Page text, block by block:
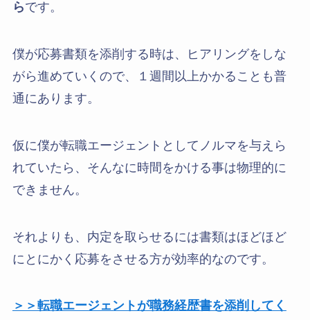
らです。
僕が応募書類を添削する時は、ヒアリングをしな
がら進めていくので、１週間以上かかることも普
通にあります。
仮に僕が転職エージェントとしてノルマを与えら
れていたら、そんなに時間をかける事は物理的に
できません。
それよりも、内定を取らせるには書類はほどほど
にとにかく応募をさせる方が効率的なのです。
＞＞転職エージェントが職務経歴書を添削してく